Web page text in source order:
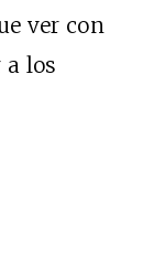
ver con
a los